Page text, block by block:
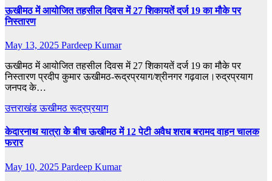
ऊखीमठ में आयोजित तहसील दिवस में 27 शिकायतें दर्ज 19 का मौके पर
निस्तारण
May 13, 2025 Pardeep Kumar
ऊखीमठ में आयोजित तहसील दिवस में 27 शिकायतें दर्ज 19 का मौके पर
निस्तारण प्रदीप कुमार ऊखीमठ-रूद्रप्रयाग/श्रीनगर गढ़वाल।रुद्रप्रयाग
जनपद के…
उत्तराखंडऊखीमठरूद्रप्रयाग
केदारनाथ यात्रा के बीच ऊखीमठ में 12 पेटी अवैध शराब बरामद वाहन चालक
फरार
May 10, 2025 Pardeep Kumar